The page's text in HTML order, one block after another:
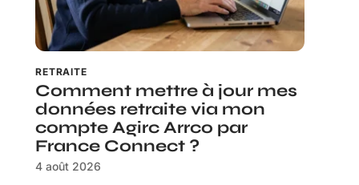
RETRAITE
Comment mettre à jour mes
données retraite via mon
compte Agirc Arrco par
France Connect ?
4 août 2026